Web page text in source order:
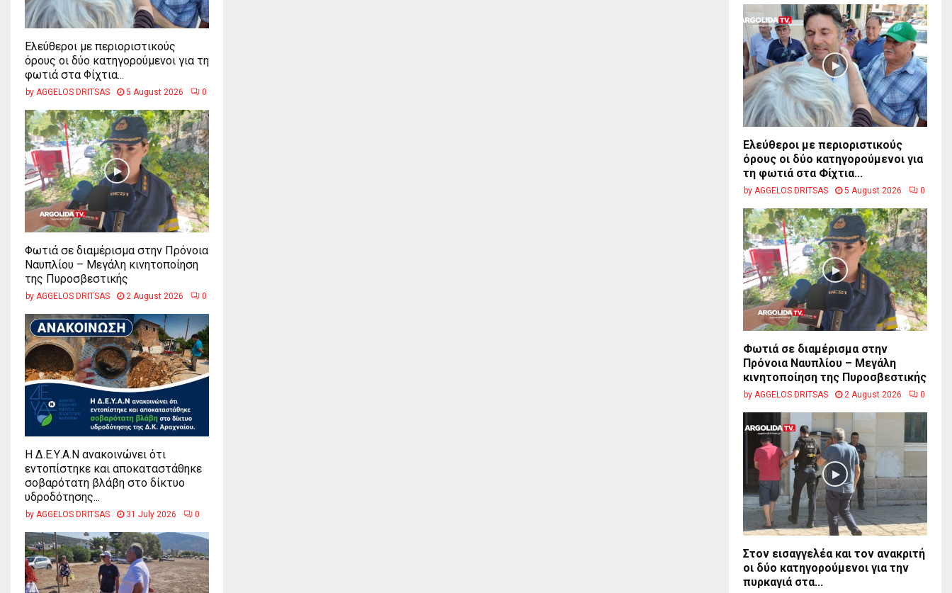
Ελεύθεροι με περιοριστικούς
όρους οι δύο κατηγορούμενοι για τη
φωτιά στα Φίχτια...
by AGGELOS DRITSAS 5 August 2026 0
Φωτιά σε διαμέρισμα στην Πρόνοια
Ναυπλίου – Μεγάλη κινητοποίηση
της Πυροσβεστικής
by AGGELOS DRITSAS 2 August 2026 0
Η Δ.Ε.Υ.Α.Ν ανακοινώνει ότι
εντοπίστηκε και αποκαταστάθηκε
σοβαρότατη βλάβη στο δίκτυο
υδροδότησης...
by AGGELOS DRITSAS 31 July 2026 0
Ελεύθεροι με περιοριστικούς
όρους οι δύο κατηγορούμενοι για
τη φωτιά στα Φίχτια...
by AGGELOS DRITSAS 5 August 2026 0
Φωτιά σε διαμέρισμα στην
Πρόνοια Ναυπλίου – Μεγάλη
κινητοποίηση της Πυροσβεστικής
by AGGELOS DRITSAS 2 August 2026 0
Στον εισαγγελέα και τον ανακριτή
οι δύο κατηγορούμενοι για την
πυρκαγιά στα...